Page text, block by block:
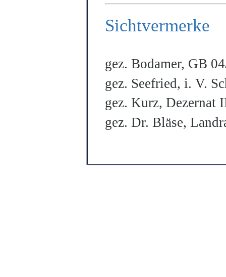
Sichtvermerke
gez. Bodamer, GB
gez. Seefried, i. V.
gez. Kurz, Dezernat
gez. Dr. Bläse,